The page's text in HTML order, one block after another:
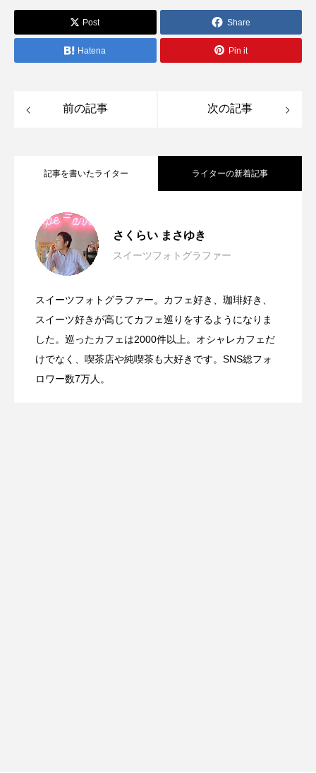
Post Share
Hatena Pin it
前の記事 次の記事
記事を書いたライター ライターの新着記事
さくらい まさゆき
スイーツフォトグラファー
スイーツフォトグラファー。カフェ好き、珈琲好き、
スイーツ好きが高じてカフェ巡りをするようになりま
した。巡ったカフェは2000件以上。オシャレカフェだ
けでなく、喫茶店や純喫茶も大好きです。SNS総フォ
ロワー数7万人。
2026.03.17
パフェ」
2026.03.15
リー＆桜のアフタヌーンティー
2026.03.13 いちごの王様を堪能！ホテルニューオー
タニ幕張の「スーパースイーツビュッフ